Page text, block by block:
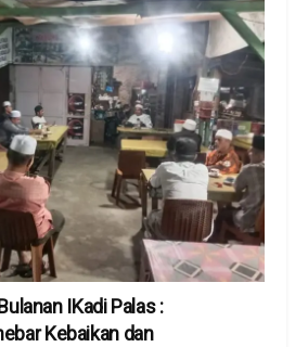
IKadi Palas :
Kebaikan dan